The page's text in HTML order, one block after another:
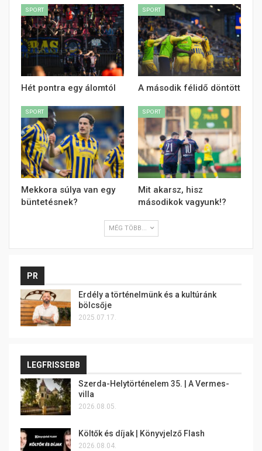
SPORT
Hét pontra egy álomtól
SPORT
A második félidő döntött
SPORT
Mekkora súlya van egy
büntetésnek?
SPORT
Mit akarsz, hisz
másodikok vagyunk!?
MÉG TÖBB...
PR
Erdély a történelmünk és a kultúránk
bölcsője
2025.07.17.
LEGFRISSEBB
Szerda-Helytörténelem 35. | A Vermes-
villa
2026.08.05.
Költők és díjak | Könyvjelző Flash
2026.08.04.